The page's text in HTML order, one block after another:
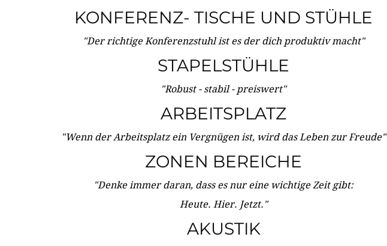
KONFERENZ- TISCHE UND STÜHLE
"Der richtige Konferenzstuhl ist es der dich produktiv macht"
STAPELSTÜHLE
"Robust - stabil - preiswert"
ARBEITSPLATZ
"Wenn der Arbeitsplatz ein Vergnügen ist, wird das Leben zur Freude"
ZONEN BEREICHE
"Denke immer daran, dass es nur eine wichtige Zeit gibt:
Heute. Hier. Jetzt."
AKUSTIK